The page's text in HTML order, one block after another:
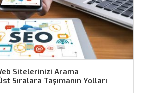
Sitelerinizi Arama
Sıralara Taşımanın Yolları